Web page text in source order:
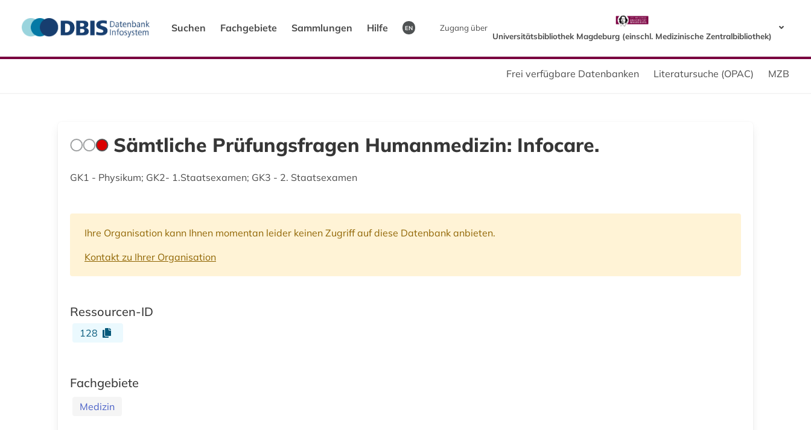
Suchen Fachgebiete Sammlungen Hilfe EN
Zugang über
Universitätsbibliothek Magdeburg (einschl. Medizinische Zentralbibliothek)
Frei verfügbare Datenbanken Literatursuche (OPAC) MZB
Sämtliche Prüfungsfragen Humanmedizin: Infocare.
GK1 - Physikum; GK2- 1.Staatsexamen; GK3 - 2. Staatsexamen
Ihre Organisation kann Ihnen momentan leider keinen Zugriff auf diese Datenbank anbieten.
Kontakt zu Ihrer Organisation
Ressourcen-ID
128
Fachgebiete
Medizin